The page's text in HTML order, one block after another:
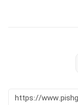
https://